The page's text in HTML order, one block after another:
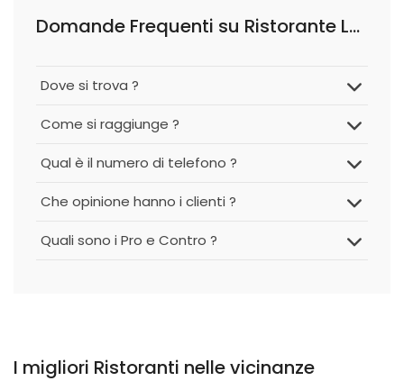
Domande Frequenti su Ristorante Lo Sciatore
Dove si trova ?
Come si raggiunge ?
Qual è il numero di telefono ?
Che opinione hanno i clienti ?
Quali sono i Pro e Contro ?
I migliori Ristoranti nelle vicinanze